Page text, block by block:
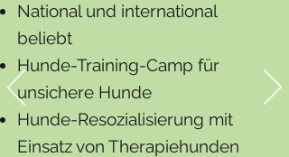
National und international
beliebt
Hunde-Training-Camp für
unsichere Hunde
Hunde-Resozialisierung mit
Einsatz von Therapiehunden